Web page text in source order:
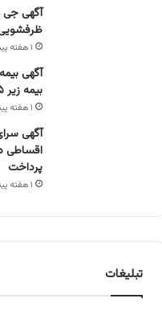
آگهی جی
۱ هفته پیش
آگهی
بیمه زیر ۵ دقیقه
۱ هفته پیش
آگهی
اقساطی
پرداخت
۱ هفته پیش
تبلیغات